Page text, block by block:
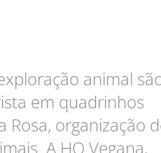
animal
em quadrinhos
organização
A HQ Vegana,